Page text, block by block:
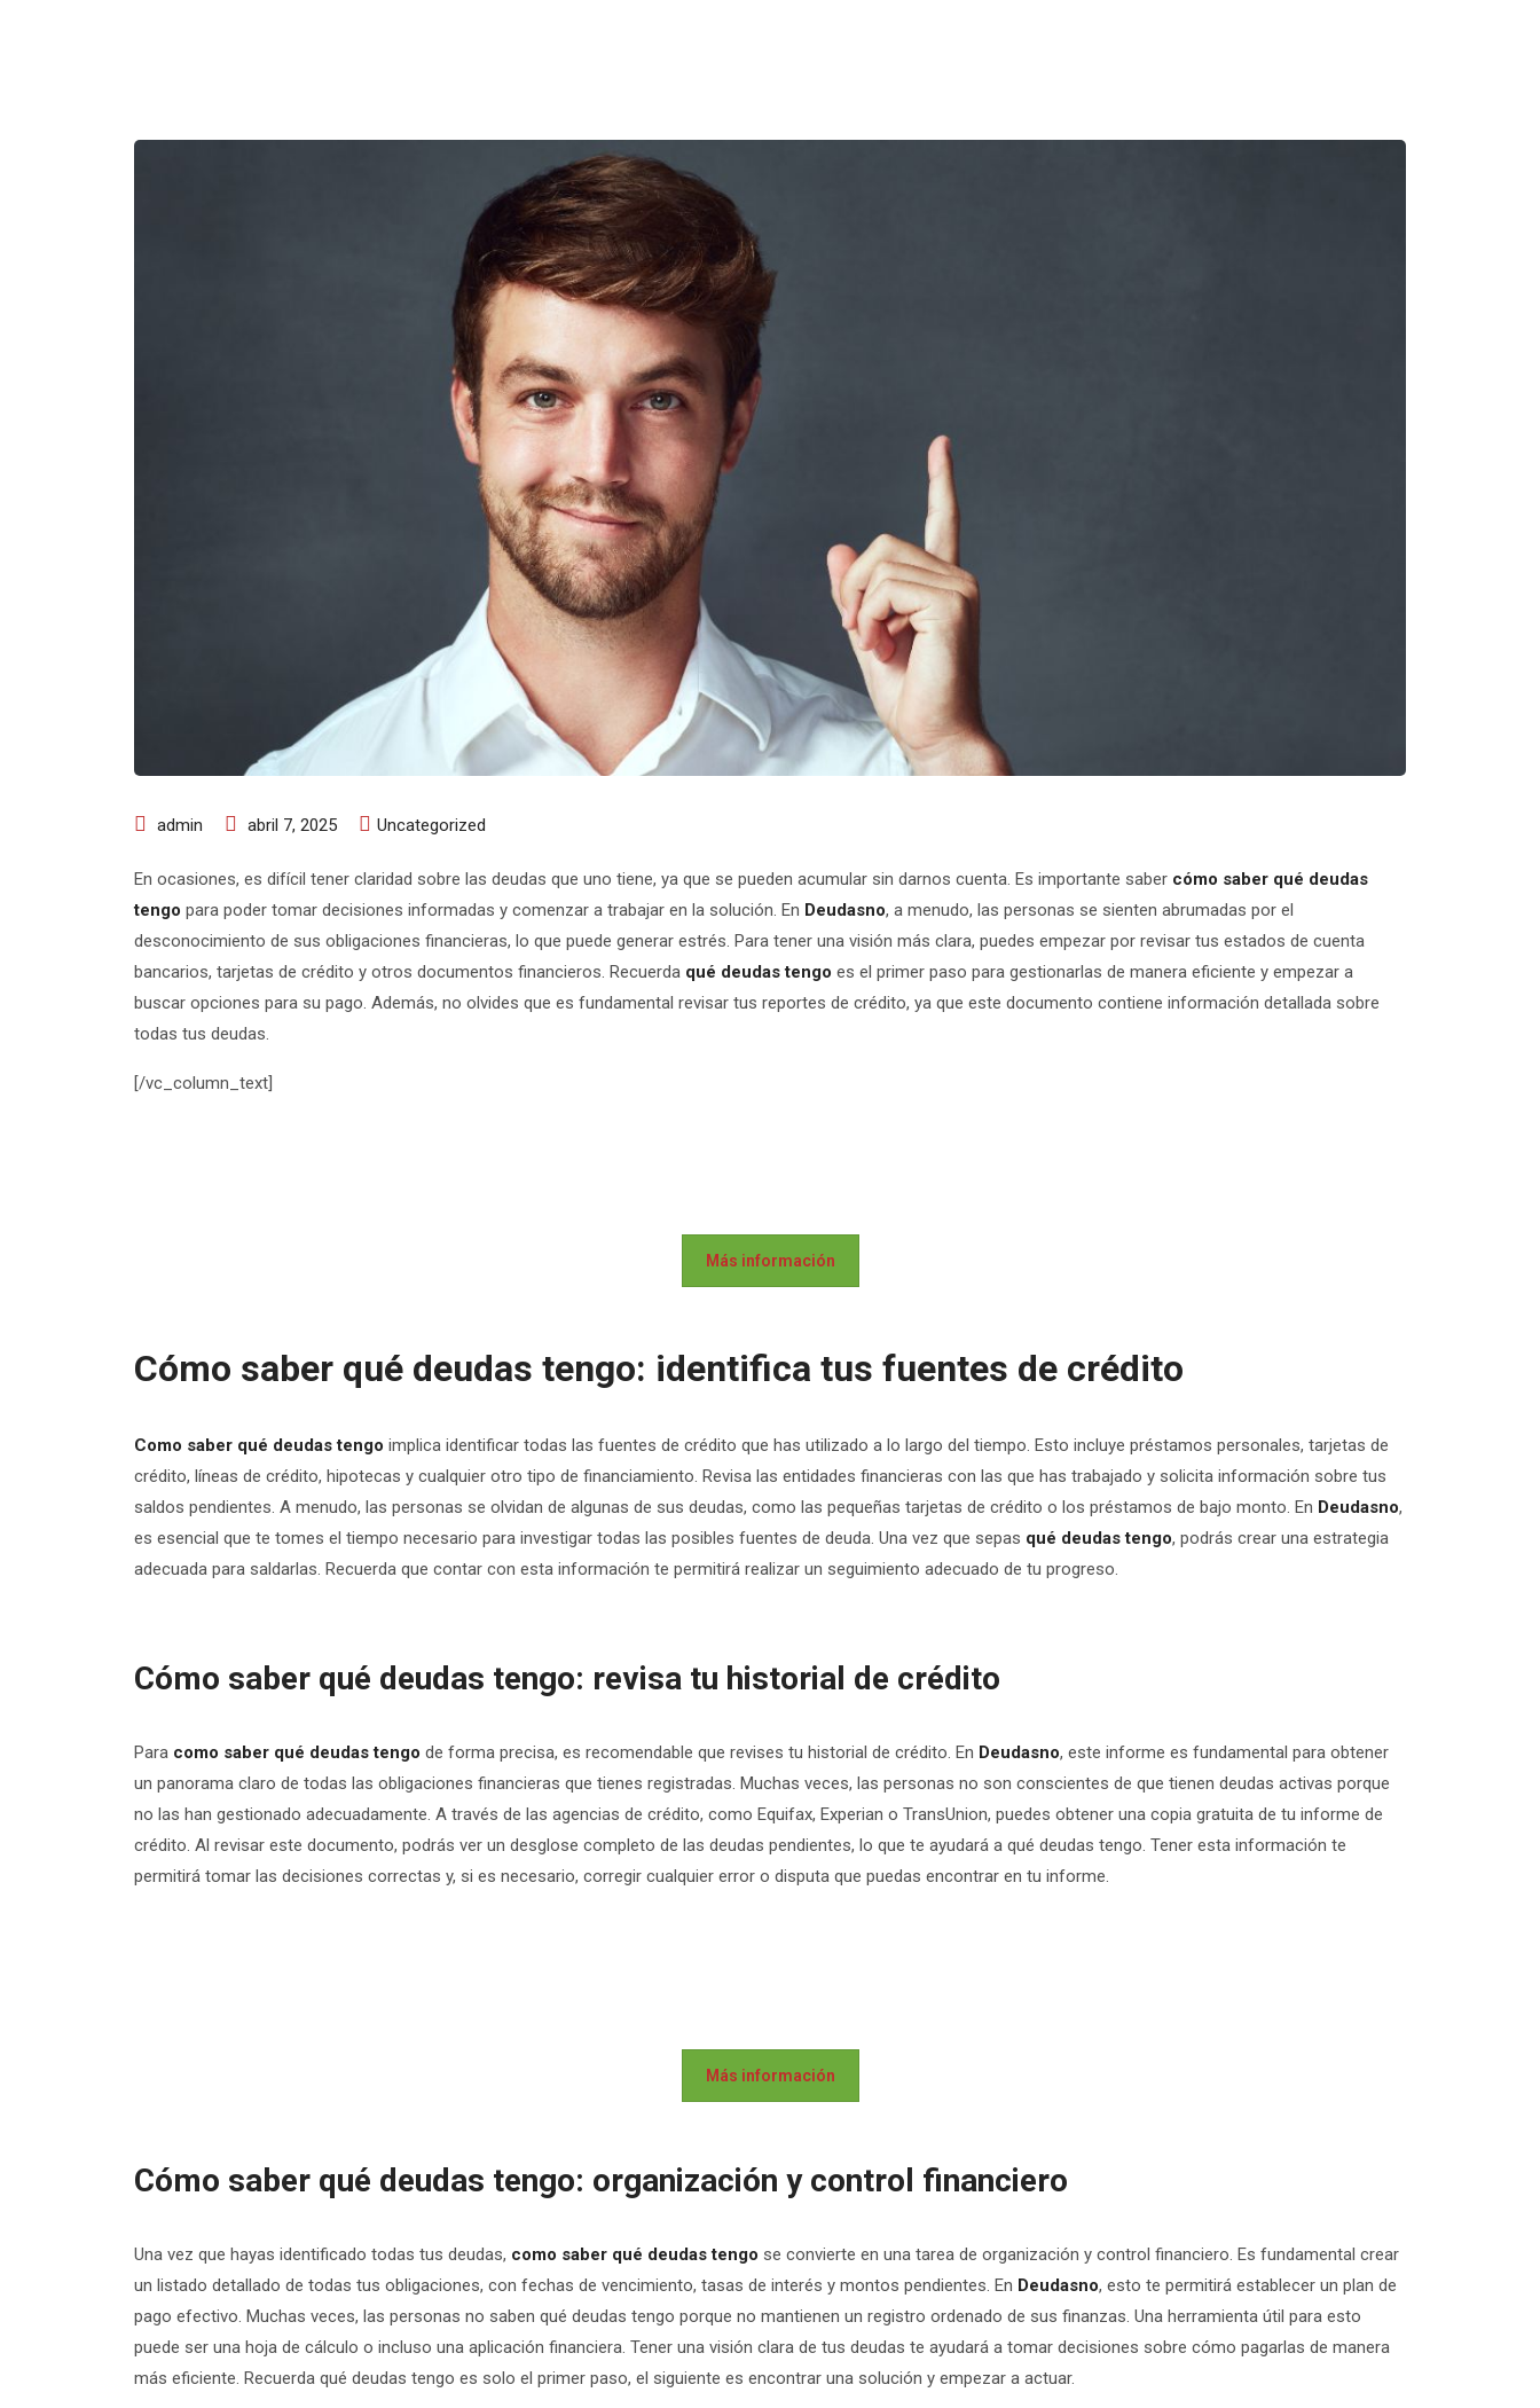
admin abril 7, 2025 Uncategorized
En ocasiones, es difícil tener claridad sobre las deudas que uno tiene, ya que se pueden acumular sin darnos cuenta. Es importante saber cómo saber qué deudas
tengo para poder tomar decisiones informadas y comenzar a trabajar en la solución. En Deudasno, a menudo, las personas se sienten abrumadas por el
desconocimiento de sus obligaciones financieras, lo que puede generar estrés. Para tener una visión más clara, puedes empezar por revisar tus estados de cuenta
bancarios, tarjetas de crédito y otros documentos financieros. Recuerda qué deudas tengo es el primer paso para gestionarlas de manera eficiente y empezar a
buscar opciones para su pago. Además, no olvides que es fundamental revisar tus reportes de crédito, ya que este documento contiene información detallada sobre
todas tus deudas.
[/vc_column_text]
Más información
Cómo saber qué deudas tengo: identifica tus fuentes de crédito
Como saber qué deudas tengo implica identificar todas las fuentes de crédito que has utilizado a lo largo del tiempo. Esto incluye préstamos personales, tarjetas de
crédito, líneas de crédito, hipotecas y cualquier otro tipo de financiamiento. Revisa las entidades financieras con las que has trabajado y solicita información sobre tus
saldos pendientes. A menudo, las personas se olvidan de algunas de sus deudas, como las pequeñas tarjetas de crédito o los préstamos de bajo monto. En Deudasno,
es esencial que te tomes el tiempo necesario para investigar todas las posibles fuentes de deuda. Una vez que sepas qué deudas tengo, podrás crear una estrategia
adecuada para saldarlas. Recuerda que contar con esta información te permitirá realizar un seguimiento adecuado de tu progreso.
Cómo saber qué deudas tengo: revisa tu historial de crédito
Para como saber qué deudas tengo de forma precisa, es recomendable que revises tu historial de crédito. En Deudasno, este informe es fundamental para obtener
un panorama claro de todas las obligaciones financieras que tienes registradas. Muchas veces, las personas no son conscientes de que tienen deudas activas porque
no las han gestionado adecuadamente. A través de las agencias de crédito, como Equifax, Experian o TransUnion, puedes obtener una copia gratuita de tu informe de
crédito. Al revisar este documento, podrás ver un desglose completo de las deudas pendientes, lo que te ayudará a qué deudas tengo. Tener esta información te
permitirá tomar las decisiones correctas y, si es necesario, corregir cualquier error o disputa que puedas encontrar en tu informe.
Más información
Cómo saber qué deudas tengo: organización y control financiero
Una vez que hayas identificado todas tus deudas, como saber qué deudas tengo se convierte en una tarea de organización y control financiero. Es fundamental crear
un listado detallado de todas tus obligaciones, con fechas de vencimiento, tasas de interés y montos pendientes. En Deudasno, esto te permitirá establecer un plan de
pago efectivo. Muchas veces, las personas no saben qué deudas tengo porque no mantienen un registro ordenado de sus finanzas. Una herramienta útil para esto
puede ser una hoja de cálculo o incluso una aplicación financiera. Tener una visión clara de tus deudas te ayudará a tomar decisiones sobre cómo pagarlas de manera
más eficiente. Recuerda qué deudas tengo es solo el primer paso, el siguiente es encontrar una solución y empezar a actuar.